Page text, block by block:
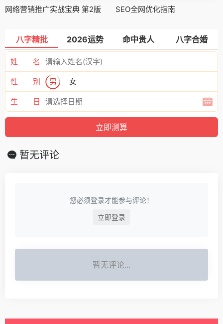
网络营销推广实战宝典 第2版 SEO全网优化指南
八字精批 2026运势 命中贵人 八字合婚
姓 名
性 别 男 女
生 日
暂无评论
您必须登录才能参与评论！
立即登录
暂无评论...